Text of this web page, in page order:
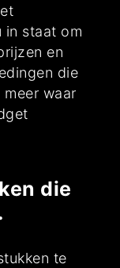
in staat om
en
die
waar
die
te